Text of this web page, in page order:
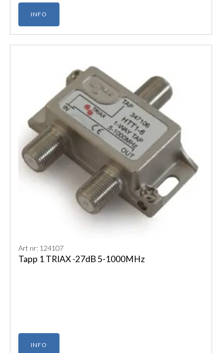
INFO
Art nr: 124107
Tapp 1 TRIAX -27dB 5-1000MHz
INFO